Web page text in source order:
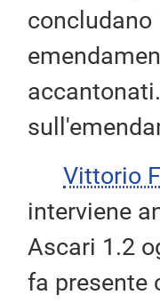
concludano
Vittorio
interviene
Ascari 1.2
fa presente